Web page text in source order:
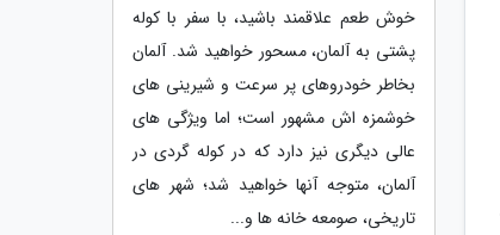
خوش طعم علاقمند باشید، با سفر با کوله
پشتی به آلمان، مسحور خواهید شد. آلمان
بخاطر خودروهای پر سرعت و شیرینی های
خوشمزه اش مشهور است؛ اما ویژگی های
عالی دیگری نیز دارد که در کوله گردی در
آلمان، متوجه آنها خواهید شد؛ شهر های
تاریخی، صومعه خانه ها و...